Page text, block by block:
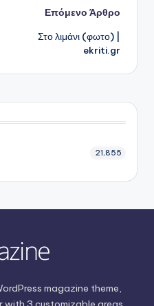
Επόμενο Άρθρο
Στο λιμάνι (φωτο) |
ekriti.gr
21,855
magazine theme,